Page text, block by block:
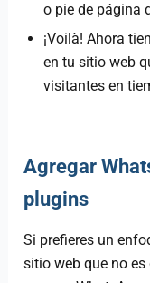
o pie de página
¡Voilà! Ahora
en tu sitio web
visitantes en
Agregar
plugins
Si prefieres un
sitio web que no es